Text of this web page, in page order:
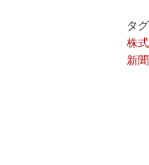
タ
株
新